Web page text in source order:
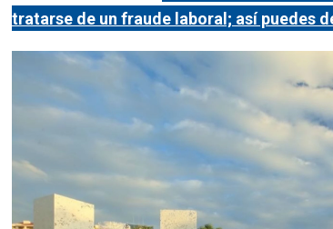
tratarse de un fraude laboral; así puedes